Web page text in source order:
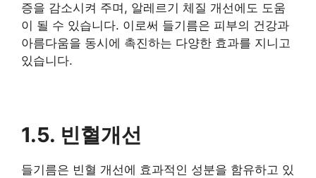
증을 감소시켜 주며, 알레르기 체질 개선에도 도움
이 될 수 있습니다. 이로써 들기름은 피부의 건강과
아름다움을 동시에 촉진하는 다양한 효과를 지니고
있습니다.
1.5. 빈혈개선
들기름은 빈혈 개선에 효과적인 성분을 함유하고 있